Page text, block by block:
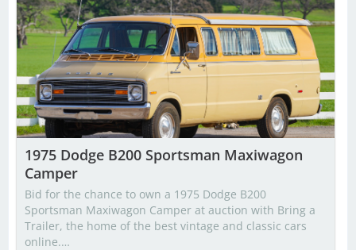
1975 Dodge B200 Sportsman Maxiwagon
Camper
Bid for the chance to own a 1975 Dodge B200
Sportsman Maxiwagon Camper at auction with Bring a
Trailer, the home of the best vintage and classic cars
online.…